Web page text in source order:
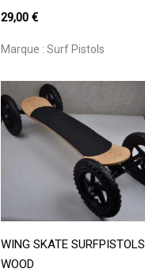
29,00€
Marque :Surf Pistols
Lire La Suite
WING SKATE SURFPISTOLS
WOOD